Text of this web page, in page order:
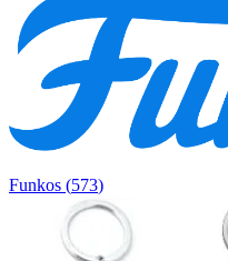
Funkos (573)